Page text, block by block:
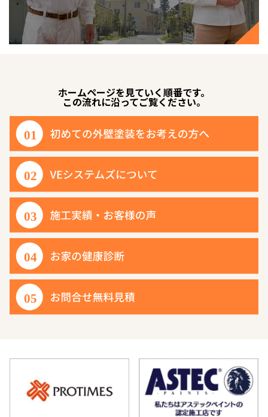
ホームページを見ていく順番です。
この流れに沿ってご覧ください。